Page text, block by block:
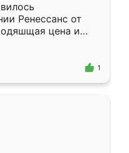
Ренессанс от
цена и
Приехавший
самый
1